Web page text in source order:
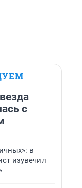
с
в
изувечил